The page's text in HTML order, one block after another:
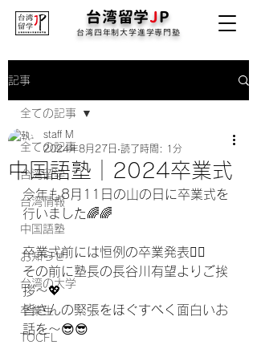
台湾留学JP
台湾四年制大学進学専門塾
記事
全ての記事
台湾留学
台湾情報
中国語塾
お知らせ
台湾の大学
卒業生
TOCFL
全ての記事
中国語塾｜2024卒業式
staff M
2024年8月27日 読了時間: 1分
今年も8月11日の山の日に卒業式を
行いました🌈🌈
卒業式前には恒例の卒業発表💁‍♀️
その前に塾長の長谷川有望よりご挨
拶～💖
皆さんの緊張をほぐすべく面白いお
話を～😎😎